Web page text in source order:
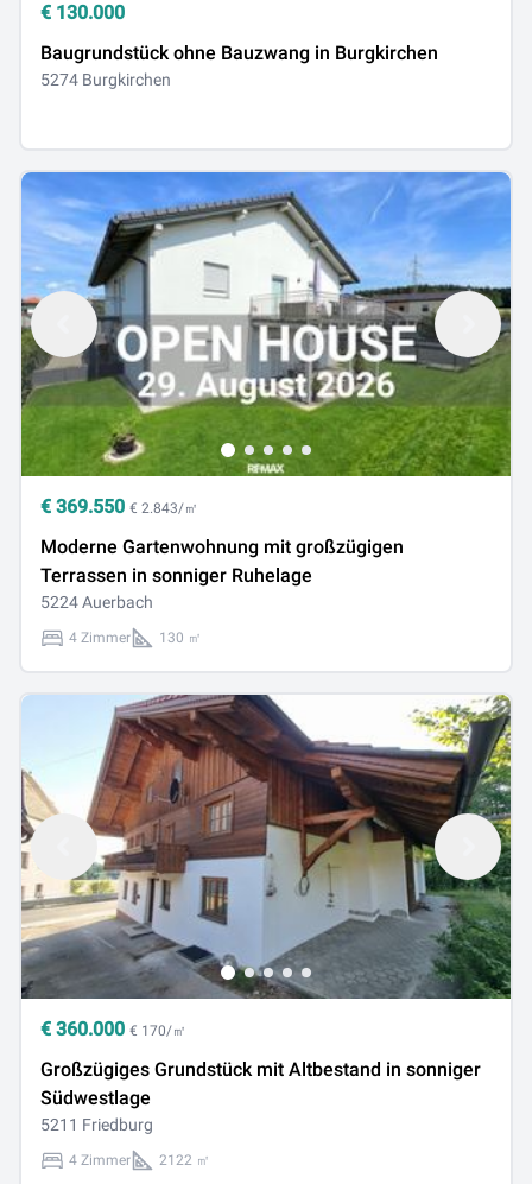
€ 130.000
Baugrundstück ohne Bauzwang in Burgkirchen
5274 Burgkirchen
€ 369.550 € 2.843/㎡
Moderne Gartenwohnung mit großzügigen
Terrassen in sonniger Ruhelage
5224 Auerbach
4 Zimmer 130 ㎡
€ 360.000 € 170/㎡
Großzügiges Grundstück mit Altbestand in sonniger
Südwestlage
5211 Friedburg
4 Zimmer 2122 ㎡